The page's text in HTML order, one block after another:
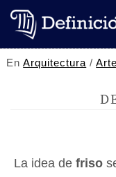
EnArquitectura /Arte
La idea de friso